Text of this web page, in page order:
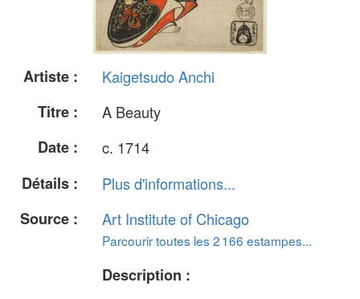
Artiste :
Kaigetsudo Anchi
Titre :
A Beauty
Date :
c. 1714
Détails :
Plus d'informations...
Source :
Art Institute of Chicago
Parcourir toutes les 2 166 estampes...
Description :